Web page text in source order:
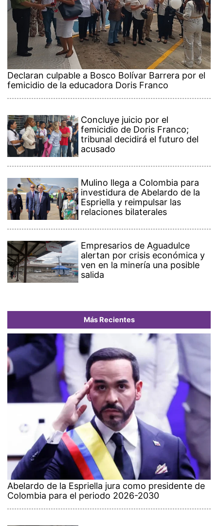
Declaran culpable a Bosco Bolívar Barrera por el
femicidio de la educadora Doris Franco
Concluye juicio por el
femicidio de Doris Franco;
tribunal decidirá el futuro del
acusado
Mulino llega a Colombia para
investidura de Abelardo de la
Espriella y reimpulsar las
relaciones bilaterales
Empresarios de Aguadulce
alertan por crisis económica y
ven en la minería una posible
salida
Más Recientes
Abelardo de la Espriella jura como presidente de
Colombia para el periodo 2026-2030